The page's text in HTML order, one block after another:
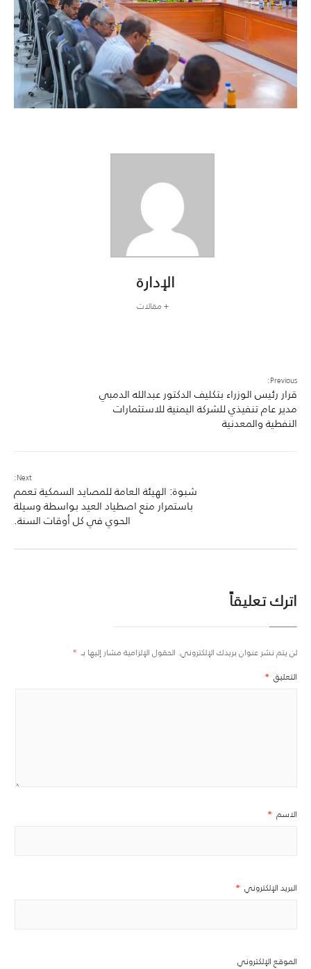
الإدارة
+ مقالات
Previous:
قرار رئيس الوزراء بتكليف الدكتور عبدالله الدمبي
مدير عام تنفيذي للشركة اليمنية للاستثمارات
النفطية والمعدنية
Next:
شبوة: الهيئة العامة للمصايد السمكية تعمم
باستمرار منع اصطياد العيد بواسطة وسيلة
الحوي في كل أوقات السنة.
اترك تعليقاً
لن يتم نشر عنوان بريدك الإلكتروني. الحقول الإلزامية مشار إليها بـ *
التعليق *
الاسم *
البريد الإلكتروني *
الموقع الإلكتروني